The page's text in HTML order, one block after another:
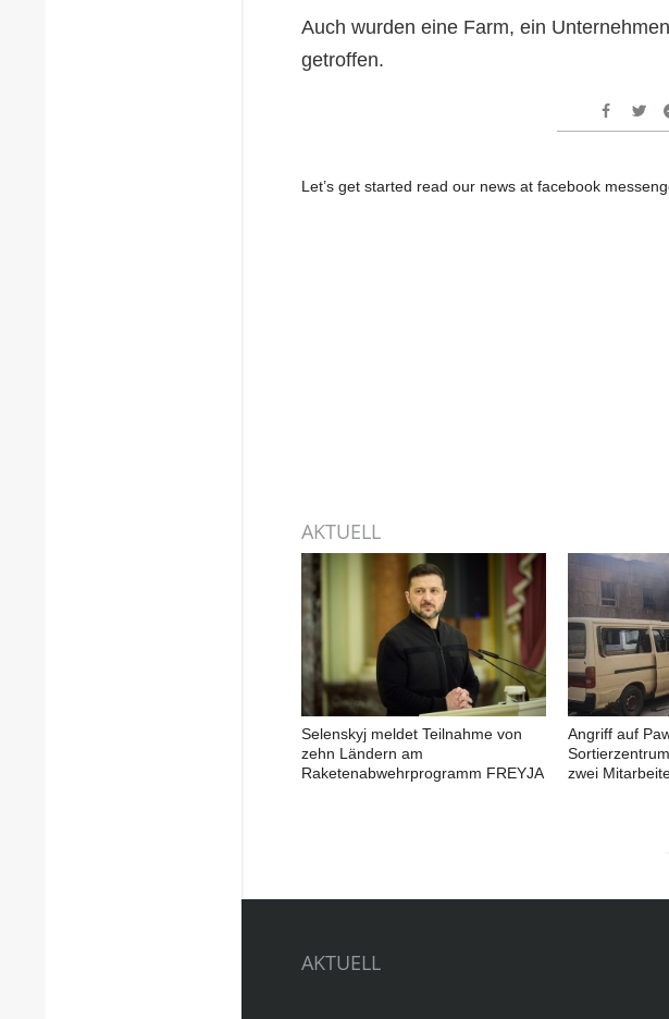
Auch wurden eine Farm, ein
getroffen.
Let’s get started read our news at facebook
AKTUELL
Selenskyj meldet Teilnahme von
zehn Ländern am
Raketenabwehrprogramm FREYJA
Angriff auf
zwei
AKTUELL